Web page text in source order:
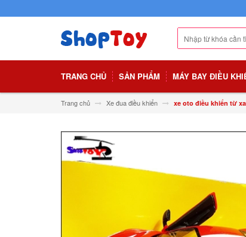
TRANG CHỦ SẢN PHẨM MÁY BAY ĐIỀU
Trang chủ Xe đua điều khiển xe oto điều khiển từ